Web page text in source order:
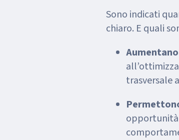
Sono indicati
chiaro. E quali
trasversale
opportunità